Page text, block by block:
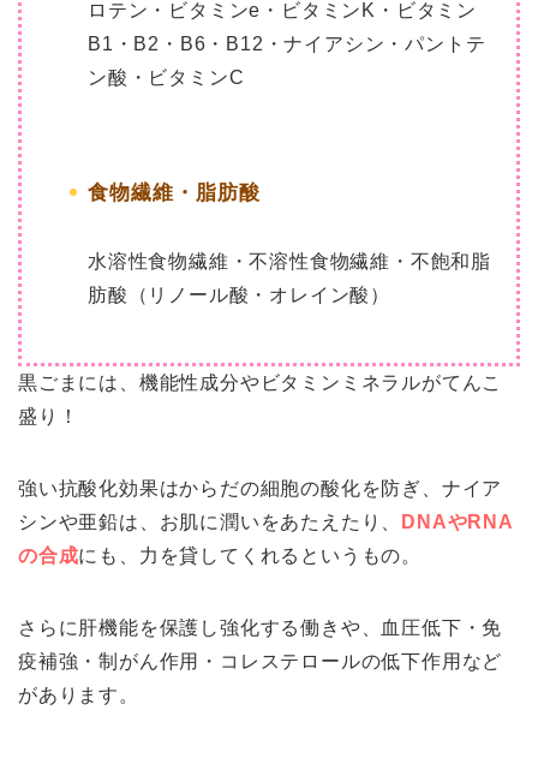
ロテン・ビタミンe・ビタミンK・ビタミン
B1・B2・B6・B12・ナイアシン・パントテ
ン酸・ビタミンC
食物繊維・脂肪酸
水溶性食物繊維・不溶性食物繊維・不飽和脂
肪酸（リノール酸・オレイン酸）
黒ごまには、 機能性成分やビタミンミネラルがてんこ
盛り！
強い抗酸化効果はからだの細胞の酸化を防ぎ、ナイア
シンや亜鉛は、お肌に潤いをあたえたり、
DNAやRNA
の合成にも、力を貸してくれるというもの。
さらに肝機能を保護し強化する働きや、血圧低下・免
疫補強・制がん作用・コレステロールの低下作用など
があります。